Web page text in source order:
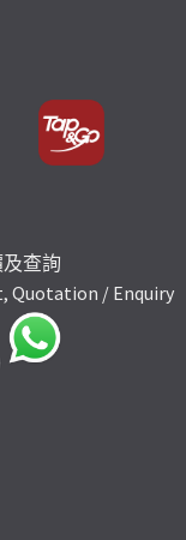
查詢
Quotation / Enquiry